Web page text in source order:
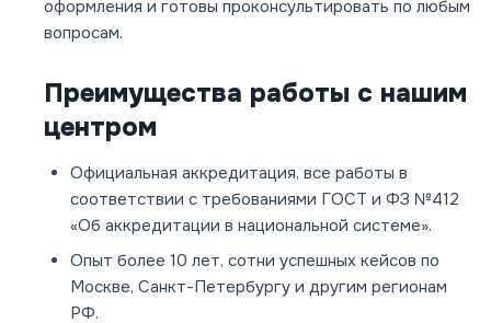
оформления и готовы проконсультировать по любым
вопросам.
Преимущества работы с нашим
центром
Официальная аккредитация, все работы в
соответствии с требованиями ГОСТ и ФЗ №412
«Об аккредитации в национальной системе».
Опыт более 10 лет, сотни успешных кейсов по
Москве, Санкт-Петербургу и другим регионам
РФ.